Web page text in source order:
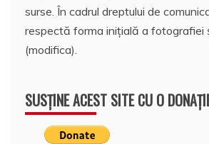
surse. În cadrul dreptului de
respectă forma inițială a fotografiei
(modifica).
SUSȚINE ACEST SITE CU O